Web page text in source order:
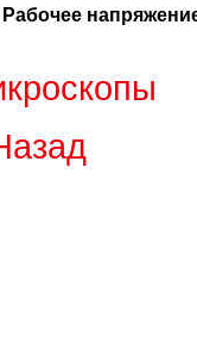
Рабочее